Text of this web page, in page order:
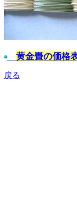
黄金畳の価格
戻る